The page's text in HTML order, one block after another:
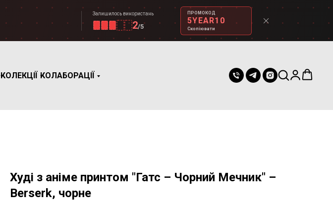
Залишилось використань
2/5
ПРОМОКОД
5YEAR10
Скопіювати
КОЛЕКЦІЇ КОЛАБОРАЦІЇ
Худі з аніме принтом "Гатс – Чорний Мечник" –
Berserk, чорне